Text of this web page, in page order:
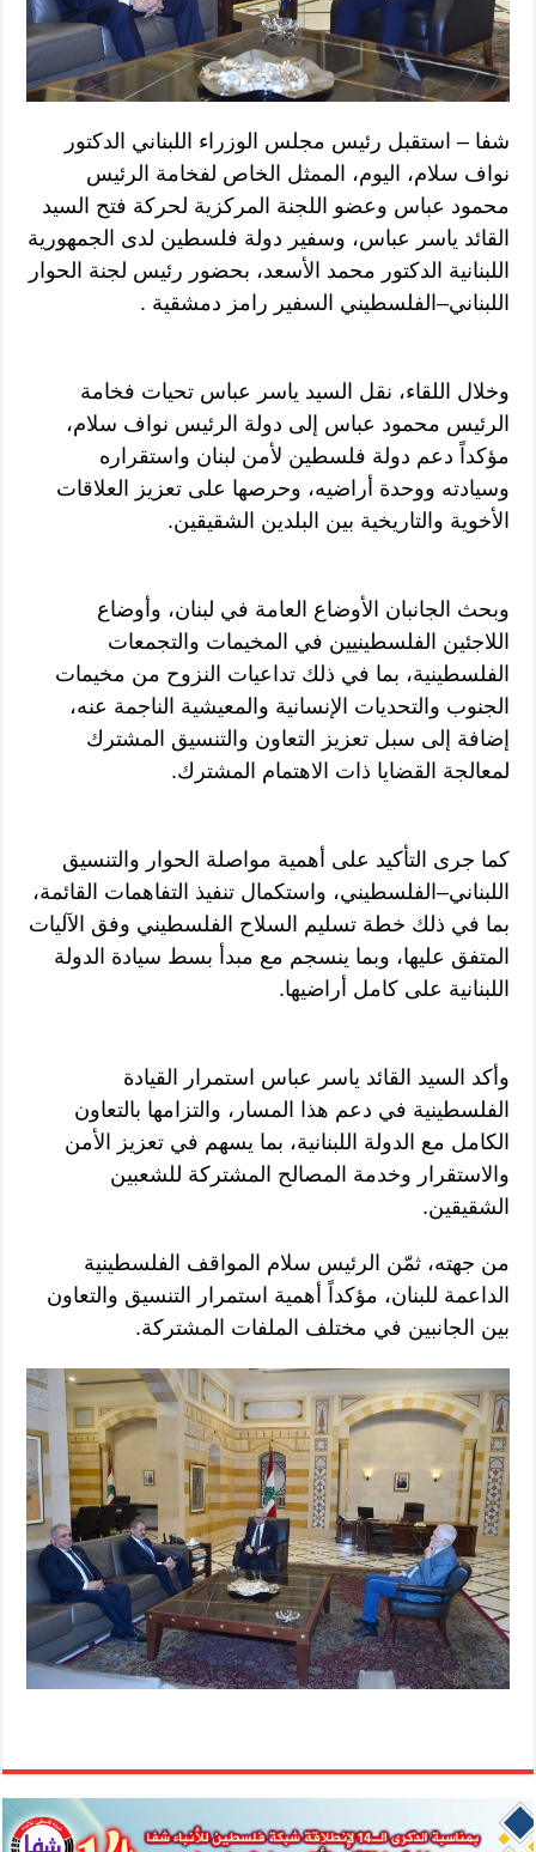
شفا – استقبل رئيس مجلس الوزراء اللبناني الدكتور
نواف سلام، اليوم، الممثل الخاص لفخامة الرئيس
محمود عباس وعضو اللجنة المركزية لحركة فتح السيد
القائد ياسر عباس، وسفير دولة فلسطين لدى الجمهورية
اللبنانية الدكتور محمد الأسعد، بحضور رئيس لجنة الحوار
اللبناني–الفلسطيني السفير رامز دمشقية .
وخلال اللقاء، نقل السيد ياسر عباس تحيات فخامة
الرئيس محمود عباس إلى دولة الرئيس نواف سلام،
مؤكداً دعم دولة فلسطين لأمن لبنان واستقراره
وسيادته ووحدة أراضيه، وحرصها على تعزيز العلاقات
الأخوية والتاريخية بين البلدين الشقيقين.
وبحث الجانبان الأوضاع العامة في لبنان، وأوضاع
اللاجئين الفلسطينيين في المخيمات والتجمعات
الفلسطينية، بما في ذلك تداعيات النزوح من مخيمات
الجنوب والتحديات الإنسانية والمعيشية الناجمة عنه،
إضافة إلى سبل تعزيز التعاون والتنسيق المشترك
لمعالجة القضايا ذات الاهتمام المشترك.
كما جرى التأكيد على أهمية مواصلة الحوار والتنسيق
اللبناني–الفلسطيني، واستكمال تنفيذ التفاهمات القائمة،
بما في ذلك خطة تسليم السلاح الفلسطيني وفق الآليات
المتفق عليها، وبما ينسجم مع مبدأ بسط سيادة الدولة
اللبنانية على كامل أراضيها.
وأكد السيد القائد ياسر عباس استمرار القيادة
الفلسطينية في دعم هذا المسار، والتزامها بالتعاون
الكامل مع الدولة اللبنانية، بما يسهم في تعزيز الأمن
والاستقرار وخدمة المصالح المشتركة للشعبين
الشقيقين.
من جهته، ثمّن الرئيس سلام المواقف الفلسطينية
الداعمة للبنان، مؤكداً أهمية استمرار التنسيق والتعاون
بين الجانبين في مختلف الملفات المشتركة.